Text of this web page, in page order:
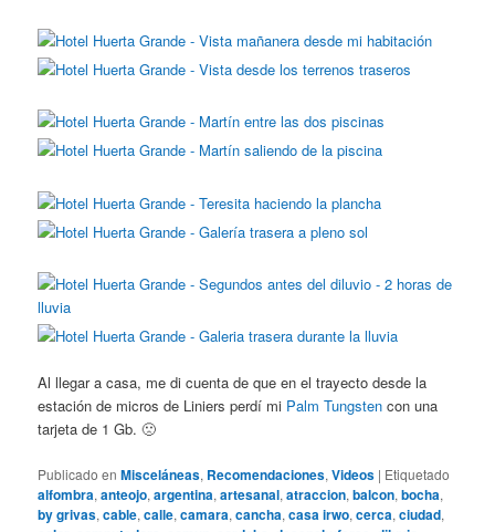
Al llegar a casa, me di cuenta de que en el trayecto desde la
estación de micros de Liniers perdí mi Palm Tungsten con una
tarjeta de 1 Gb. 🙁
Publicado en Misceláneas, Recomendaciones,Videos | Etiquetado
alfombra,anteojo,argentina,artesanal,atraccion,balcon,bocha,
by grivas,cable,calle,camara,cancha,casa irwo,cerca,ciudad,